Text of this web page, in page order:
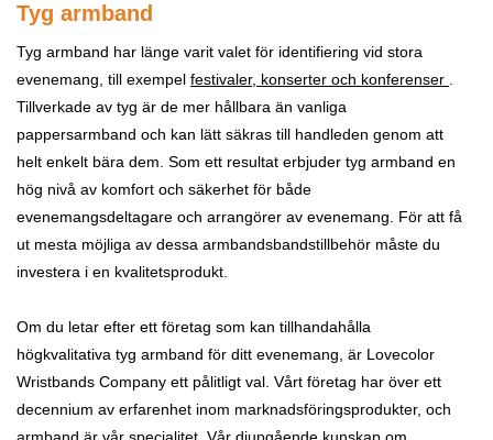
Tyg armband
Tyg armband har länge varit valet för identifiering vid stora
evenemang, till exempel festivaler, konserter och konferenser .
Tillverkade av tyg är de mer hållbara än vanliga
pappersarmband och kan lätt säkras till handleden genom att
helt enkelt bära dem. Som ett resultat erbjuder tyg armband en
hög nivå av komfort och säkerhet för både
evenemangsdeltagare och arrangörer av evenemang. För att få
ut mesta möjliga av dessa armbandsbandstillbehör måste du
investera i en kvalitetsprodukt.
Om du letar efter ett företag som kan tillhandahålla
högkvalitativa tyg armband för ditt evenemang, är Lovecolor
Wristbands Company ett pålitligt val. Vårt företag har över ett
decennium av erfarenhet inom marknadsföringsprodukter, och